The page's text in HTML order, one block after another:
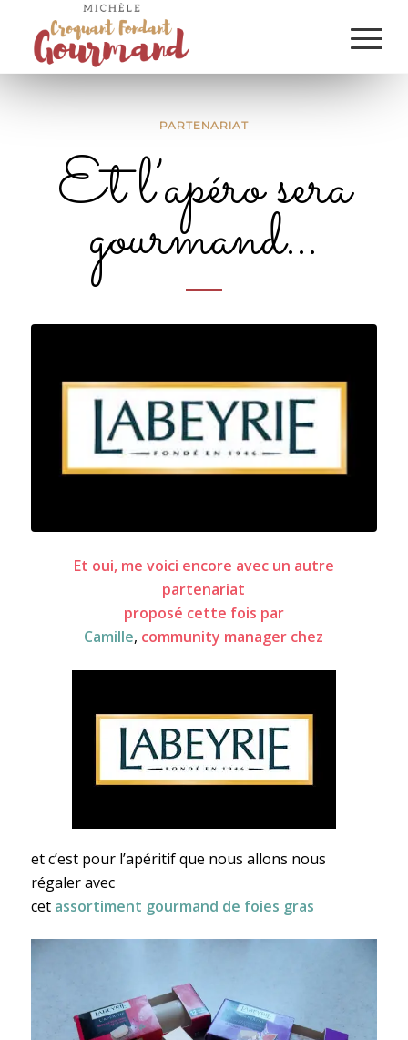
PARTENARIAT
Et l’apéro sera
gourmand…
Et oui, me voici encore avec un autre
partenariat
proposé cette fois par
Camille, community manager chez
et c’est pour l’apéritif que nous allons nous
régaler avec
cet assortiment gourmand de foies gras